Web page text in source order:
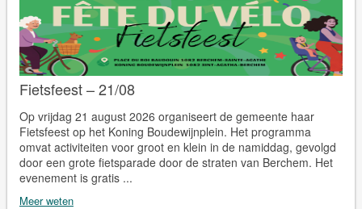
Fietsfeest – 21/08
Op vrijdag 21 august 2026 organiseert de gemeente haar
Fietsfeest op het Koning Boudewijnplein. Het programma
omvat activiteiten voor groot en klein in de namiddag, gevolgd
door een grote fietsparade door de straten van Berchem. Het
evenement is gratis ...
Meer weten